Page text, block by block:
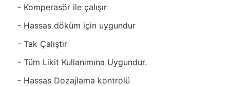
- Komperasör ile çalışır
- Hassas döküm için uygundur
- Tak Çalıştır
- Tüm Likit Kullanımına Uygundur.
- Hassas Dozajlama kontrolü